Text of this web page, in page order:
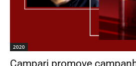
2020
Campari promove